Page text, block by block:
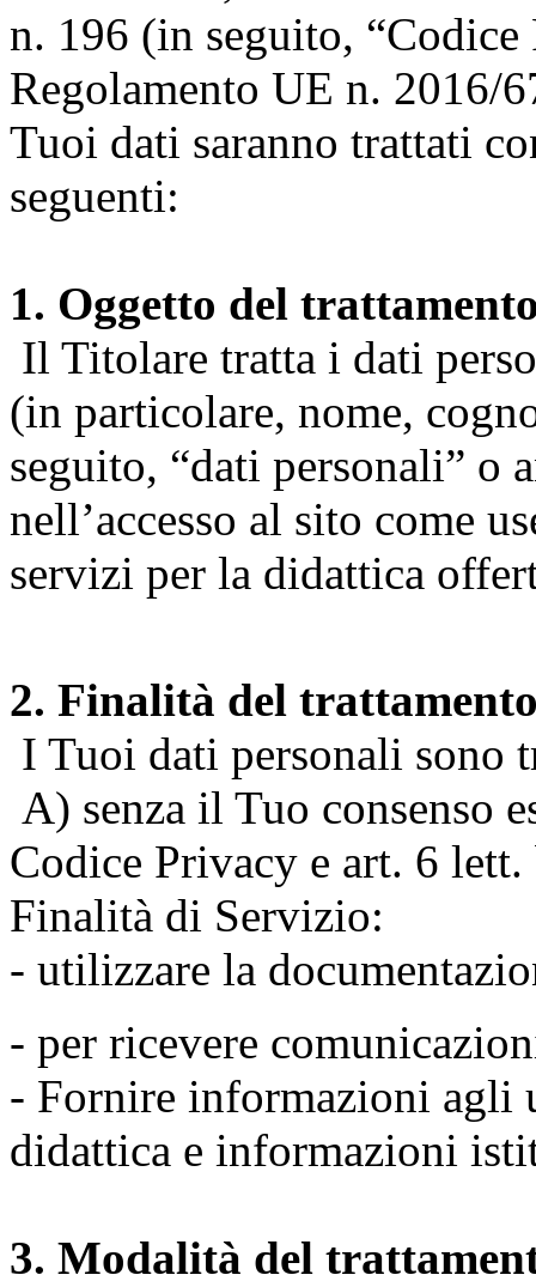
n. 196 (in seguito, “Codice
Regolamento UE n. 2016/
Tuoi dati saranno trattati
seguenti:
1. Oggetto del
Il Titolare tratta i dati
(in particolare, nome,
seguito, “dati personali” o
nell’accesso al sito come
servizi per la didattica
2. Finalità del
I Tuoi dati personali sono
A) senza il Tuo consenso
Codice Privacy e art. 6
Finalità di Servizio:
- utilizzare la
- per ricevere
- Fornire informazioni agli
didattica e informazioni
3. Modalità del